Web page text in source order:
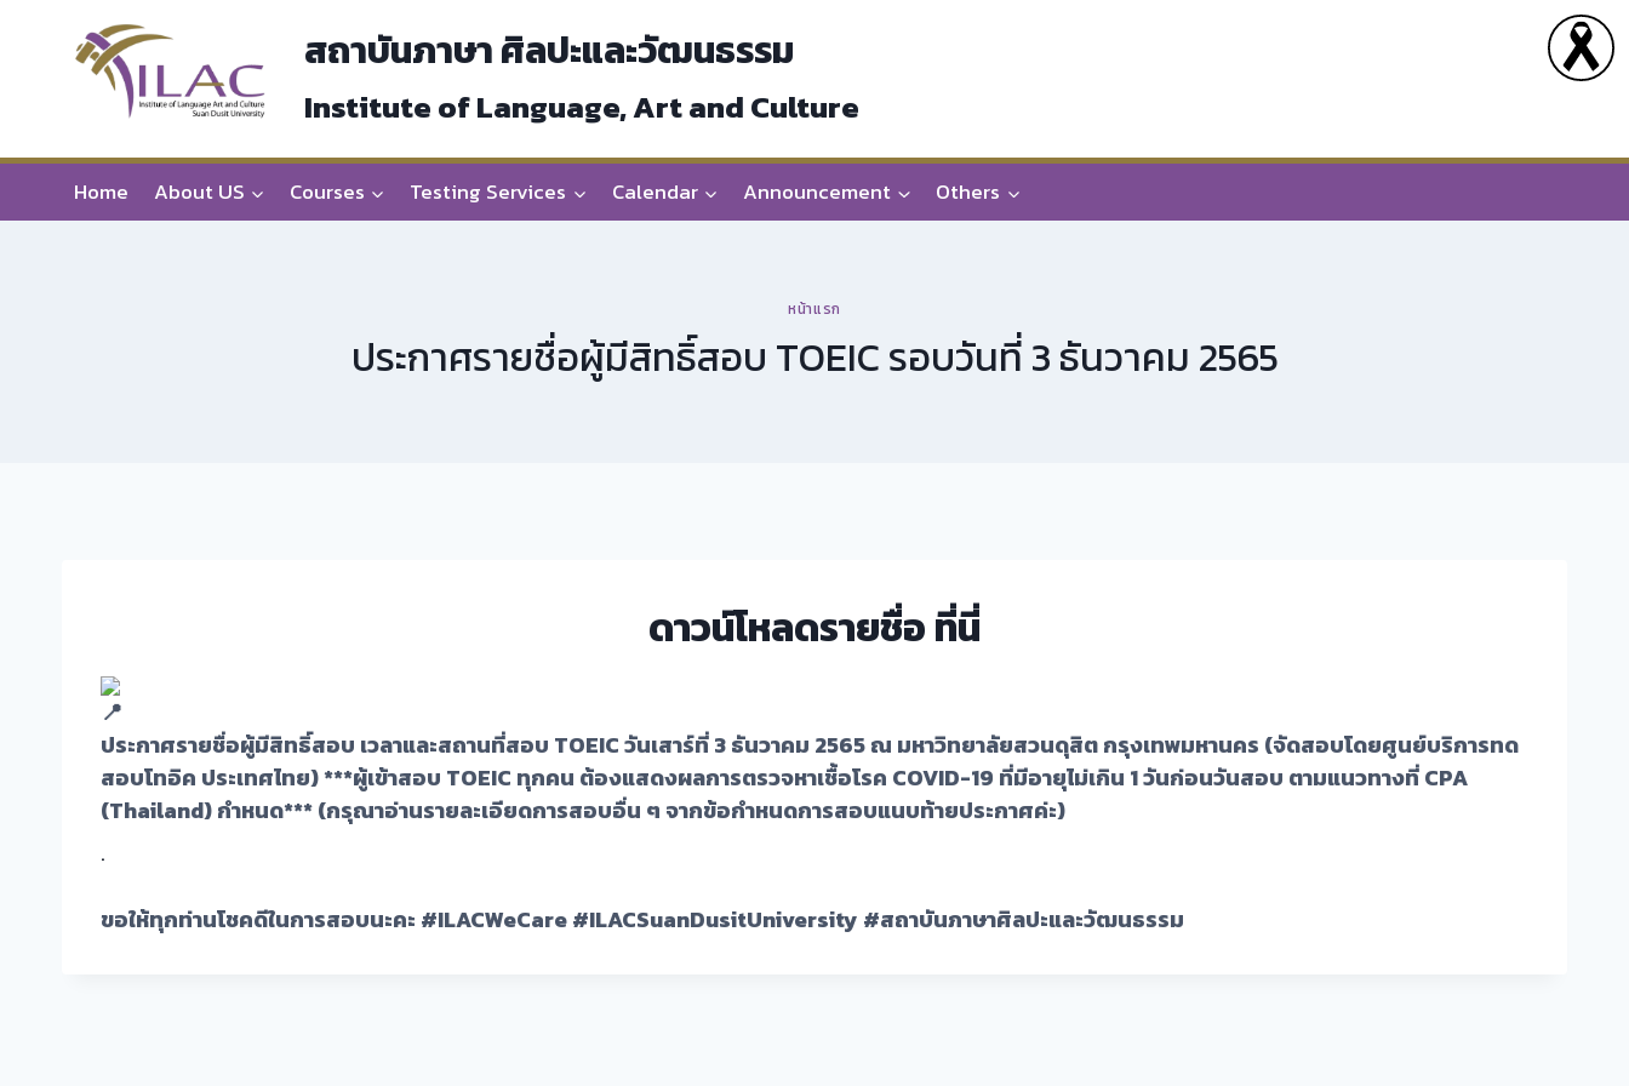
สถาบันภาษา ศิลปะและวัฒนธรรม
Institute of Language, Art and Culture
Home About US Courses Testing Services Calendar Announcement Others
หน้าแรก
ประกาศรายชื่อผู้มีสิทธิ์สอบ TOEIC รอบวันที่ 3 ธันวาคม 2565
ดาวน์โหลดรายชื่อที่นี่
ประกาศรายชื่อผู้มีสิทธิ์สอบ เวลาและสถานที่สอบ TOEIC วันเสาร์ที่ 3 ธันวาคม 2565 ณ มหาวิทยาลัยสวนดุสิต กรุงเทพมหานคร (จัดสอบโดยศูนย์บริการทด
สอบโทอิค ประเทศไทย) ***ผู้เข้าสอบ TOEIC ทุกคน ต้องแสดงผลการตรวจหาเชื้อโรค COVID-19 ที่มีอายุไม่เกิน 1 วันก่อนวันสอบ ตามแนวทางที่ CPA
(Thailand) กำหนด*** (กรุณาอ่านรายละเอียดการสอบอื่น ๆ จากข้อกำหนดการสอบแนบท้ายประกาศค่ะ)
.
ขอให้ทุกท่านโชคดีในการสอบนะคะ #ILACWeCare#ILACSuanDusitUniversity #สถาบันภาษาศิลปะและวัฒนธรรม